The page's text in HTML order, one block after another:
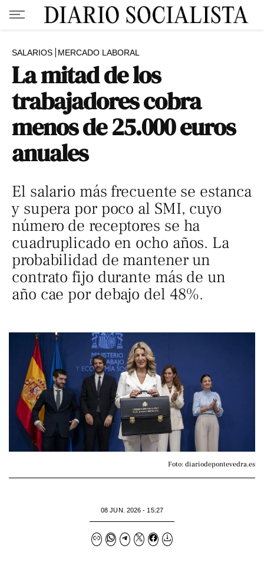
SALARIOS MERCADO LABORAL
La mitad de los
trabajadores cobra
menos de 25.000 euros
anuales
El salario más frecuente se estanca
y supera por poco al SMI, cuyo
número de receptores se ha
cuadruplicado en ocho años. La
probabilidad de mantener un
contrato fijo durante más de un
año cae por debajo del 48%.
Foto: diariodepontevedra.es
08 JUN. 2026 - 15:27